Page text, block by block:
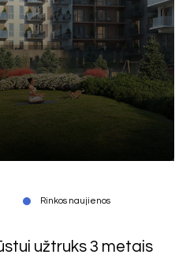
Rinkos naujienos
užtruks 3 metais